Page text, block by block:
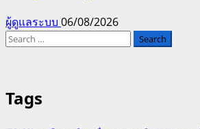
ผู้ดูแลระบบ 06/08/2026
Search
Tags